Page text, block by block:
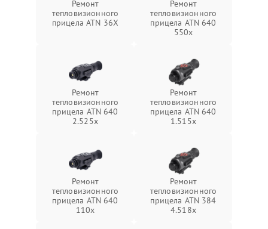
Ремонт
тепловизионного
прицела ATN 36X
Ремонт
тепловизионного
прицела ATN 640
550x
Ремонт
тепловизионного
прицела ATN 640
2.525x
Ремонт
тепловизионного
прицела ATN 640
1.515x
Ремонт
тепловизионного
прицела ATN 640
110x
Ремонт
тепловизионного
прицела ATN 384
4.518x